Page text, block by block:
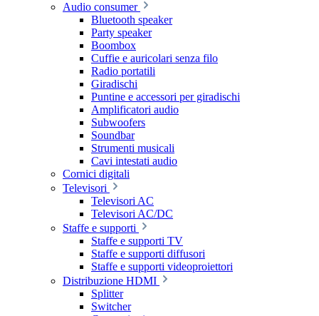
Audio consumer
Bluetooth speaker
Party speaker
Boombox
Cuffie e auricolari senza filo
Radio portatili
Giradischi
Puntine e accessori per giradischi
Amplificatori audio
Subwoofers
Soundbar
Strumenti musicali
Cavi intestati audio
Cornici digitali
Televisori
Televisori AC
Televisori AC/DC
Staffe e supporti
Staffe e supporti TV
Staffe e supporti diffusori
Staffe e supporti videoproiettori
Distribuzione HDMI
Splitter
Switcher